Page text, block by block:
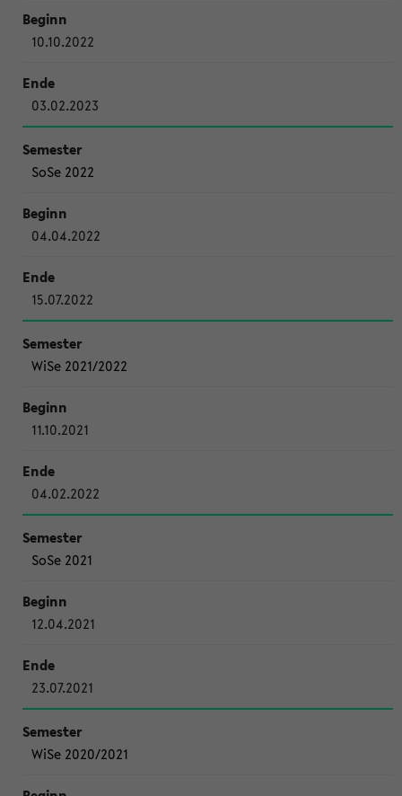
10.10.2022
03.02.2023
SoSe 2022
04.04.2022
15.07.2022
WiSe 2021/2022
11.10.2021
04.02.2022
SoSe 2021
12.04.2021
23.07.2021
WiSe 2020/2021